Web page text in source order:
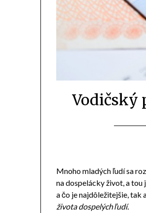
Vodičský
Mnoho mladých ľudí sa
na dospelácky život, a
a čo je najdôležitejšie, tak
života dospelých ľudí.